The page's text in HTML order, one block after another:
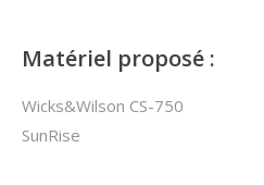
Matériel proposé :
Wicks&Wilson CS-750
SunRise